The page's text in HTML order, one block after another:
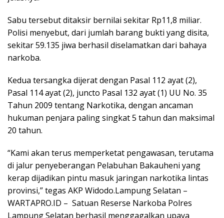
Sabu tersebut ditaksir bernilai sekitar Rp11,8 miliar.
Polisi menyebut, dari jumlah barang bukti yang disita,
sekitar 59.135 jiwa berhasil diselamatkan dari bahaya
narkoba.
Kedua tersangka dijerat dengan Pasal 112 ayat (2),
Pasal 114 ayat (2), juncto Pasal 132 ayat (1) UU No. 35
Tahun 2009 tentang Narkotika, dengan ancaman
hukuman penjara paling singkat 5 tahun dan maksimal
20 tahun.
“Kami akan terus memperketat pengawasan, terutama
di jalur penyeberangan Pelabuhan Bakauheni yang
kerap dijadikan pintu masuk jaringan narkotika lintas
provinsi,” tegas AKP Widodo.Lampung Selatan –
WARTAPRO.ID – Satuan Reserse Narkoba Polres
Lampung Selatan berhasil menggagalkan upaya